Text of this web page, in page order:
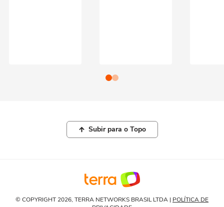
Subir para o Topo
© COPYRIGHT 2026, TERRA NETWORKS BRASIL LTDA | POLÍTICA DE